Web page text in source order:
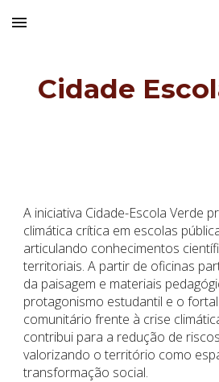
Skip to main content
Cidade
A iniciativa Cidade-Escola Verde
climática crítica em escolas
articulando conhecimentos
territoriais. A partir de oficinas
da paisagem e materiais
protagonismo estudantil e o
comunitário frente à crise
contribui para a redução de
valorizando o território como
transformação social.